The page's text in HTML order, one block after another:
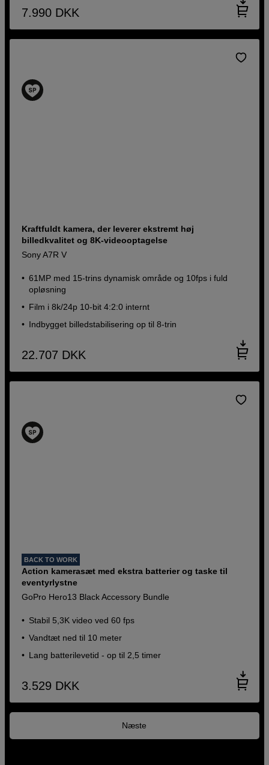
7.990 DKK
Kraftfuldt kamera, der leverer ekstremt høj
billedkvalitet og 8K-videooptagelse
Sony A7R V
61MP med 15-trins dynamisk område og 10fps i fuld
opløsning
Film i 8k/24p 10-bit 4:2:0 internt
Indbygget billedstabilisering op til 8-trin
22.707 DKK
BACK TO WORK
Action kamerasæt med ekstra batterier og taske til
eventyrlystne
GoPro Hero13 Black Accessory Bundle
Stabil 5,3K video ved 60 fps
Vandtæt ned til 10 meter
Lang batterilevetid - op til 2,5 timer
3.529 DKK
Næste